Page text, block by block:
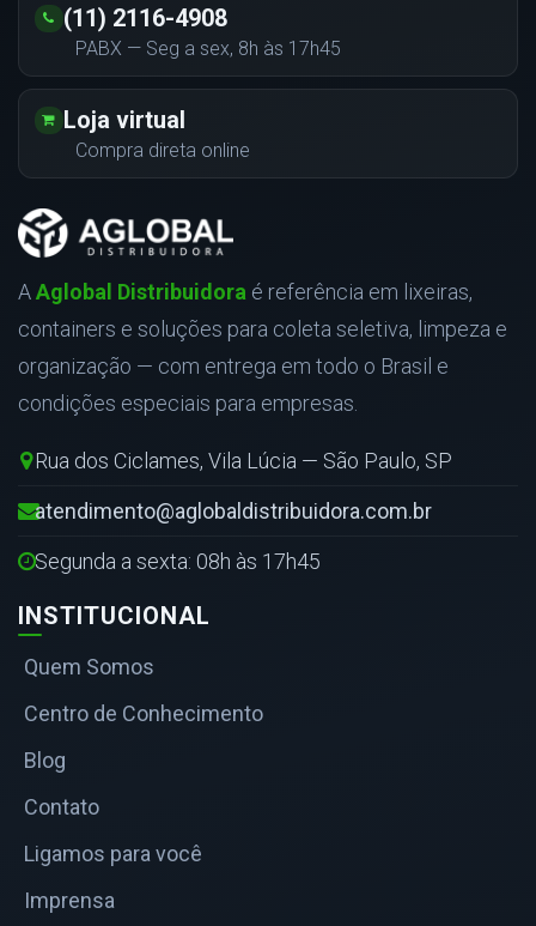
(11) 2116-4908
PABX — Seg a sex, 8h às 17h45
Loja virtual
Compra direta online
AAglobal Distribuidora é referência em lixeiras,
containers e soluções para coleta seletiva, limpeza e
organização — com entrega em todo o Brasil e
condições especiais para empresas.
Rua dos Ciclames, Vila Lúcia — São Paulo, SP
atendimento@aglobaldistribuidora.com.br
Segunda a sexta: 08h às 17h45
INSTITUCIONAL
Quem Somos
Centro de Conhecimento
Blog
Contato
Ligamos para você
Imprensa